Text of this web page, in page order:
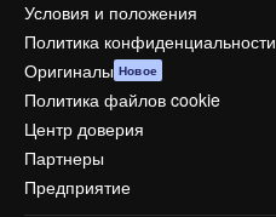
Условия и положения
Политика конфиденциальности
Оригиналы Новое
Политика файлов cookie
Центр доверия
Партнеры
Предприятие